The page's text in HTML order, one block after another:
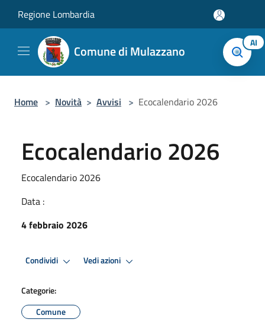
Regione Lombardia
Comune di Mulazzano AI
Home > Novità > Avvisi > Ecocalendario 2026
Ecocalendario 2026
Ecocalendario 2026
Data :
4 febbraio 2026
Condividi Vedi azioni
Categorie:
Comune